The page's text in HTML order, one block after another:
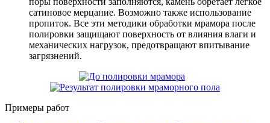
сатиновое мерцание. Возможно также использование
пропиток. Все эти методики обработки мрамора после
полировки защищают поверхность от влияния влаги и
механических нагрузок, предотвращают впитывание
загрязнений.
Примеры работ